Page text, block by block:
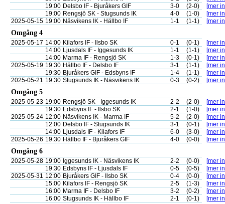
19:00 Delsbo IF - Bjuråkers GIF 3-0 (2-0)
[mer
19:00 Rengsjö SK - Stugsunds IK 4-0 (1-0)
[mer
2025-05-15 19:00 Näsvikens IK - Hällbo IF 1-1 (1-1) [mer
Omgång 4
2025-05-17 14:00 Kilafors IF - Ilsbo SK 0-1 (0-1)
[mer
14:00 Ljusdals IF - Iggesunds IK 1-1 (1-1)
[mer
14:00 Marma IF - Rengsjö SK 1-3 (0-1)
[mer
2025-05-19 19:30 Hällbo IF - Delsbo IF 3-1 (1-1)
[mer
19:30 Bjuråkers GIF - Edsbyns IF 1-4 (1-1)
[mer
2025-05-21 19:30 Stugsunds IK - Näsvikens IK 0-3 (0-2) [mer
Omgång 5
2025-05-23 19:00 Rengsjö SK - Iggesunds IK 2-2 (2-0)
[mer
19:30 Edsbyns IF - Ilsbo SK 2-1 (1-0)
[mer
2025-05-24 12:00 Näsvikens IK - Marma IF 5-2 (2-0)
[mer
12:00 Delsbo IF - Stugsunds IK 3-1 (0-1)
[mer
14:00 Ljusdals IF - Kilafors IF 6-0 (3-0)
[mer
2025-05-26 19:30 Hällbo IF - Bjuråkers GIF 4-0 (0-0) [mer
Omgång 6
2025-05-28 19:00 Iggesunds IK - Näsvikens IK 2-2 (0-0)
[mer
19:30 Edsbyns IF - Ljusdals IF 0-5 (0-5)
[mer
2025-05-31 12:00 Bjuråkers GIF - Ilsbo SK 0-4 (0-0)
[mer
15:00 Kilafors IF - Rengsjö SK 2-5 (1-3)
[mer
16:00 Marma IF - Delsbo IF 3-2 (0-2)
[mer
16:00 Stugsunds IK - Hällbo IF 2-1 (0-1) [mer